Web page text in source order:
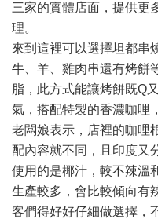
三家的實體店面，提供更
理。
來到這裡可以選擇坦都串
牛、羊、雞肉串還有烤餅
脂，此方式能讓烤餅既Q
氣，搭配特製的香濃咖哩
老闆娘表示，店裡的咖哩
配內容就不同，且印度又
使用的是椰汁，較不辣溫
生產較多，會比較傾向有
客們得好好仔細做選擇，